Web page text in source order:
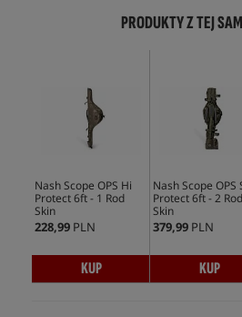
PRODUKTY Z TEJ
Nash Scope OPS Hi
Protect 6ft - 1 Rod
Skin
228,99 PLN
KUP
Nash Scope OPS
Protect 6ft - 2 Rod
Skin
379,99 PLN
KUP